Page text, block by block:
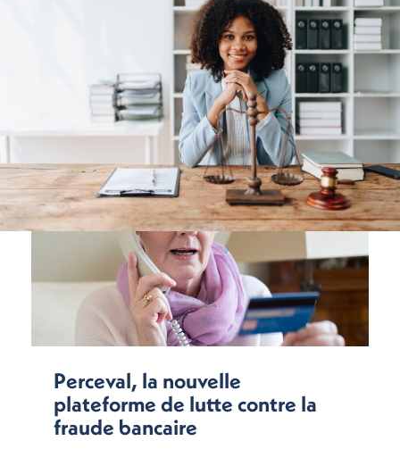
Perceval, la nouvelle
plateforme de lutte contre la
fraude bancaire